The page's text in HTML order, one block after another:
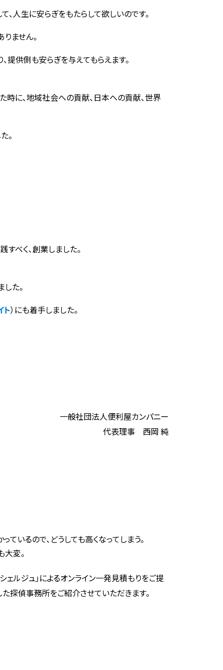
、人生に安らぎをもたらして欲しいのです。
ません。
提供側も安らぎを与えてもらえます。
時に、地域社会への貢献、日本への貢献、世界
。
べく、創業しました。
た。
ト）にも着手しました。
一般社団法人便利屋カンパニー
代表理事 西岡 純
いるので、どうしても高くなってしまう。
変。
ェルジュ」によるオンライン一発見積もりをご提
探偵事務所をご紹介させていただきます。